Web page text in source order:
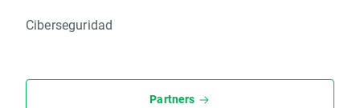
Ciberseguridad
Partners